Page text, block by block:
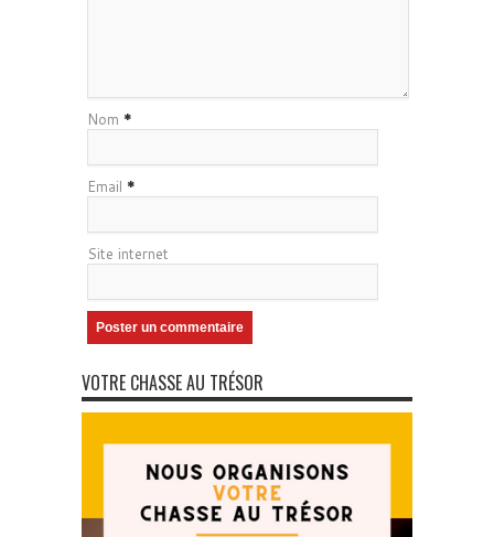
Nom *
Email *
Site internet
VOTRE CHASSE AU TRÉSOR